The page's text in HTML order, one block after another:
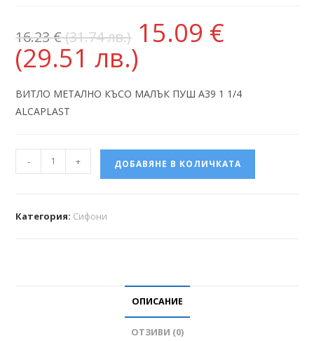
16.23€(31.74 лв.) 15.09 €
(29.51 лв.)
ВИТЛО МЕТАЛНО КЪСО МАЛЪК ПУШ A39 1 1/4
ALCAPLAST
- + ДОБАВЯНЕ В КОЛИЧКАТА
Категория: Сифони
ОПИСАНИЕ
ОТЗИВИ (0)